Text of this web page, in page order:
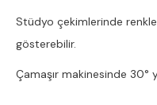
Stüdyo çekimlerinde renkler
gösterebilir.
Çamaşır makinesinde 30°